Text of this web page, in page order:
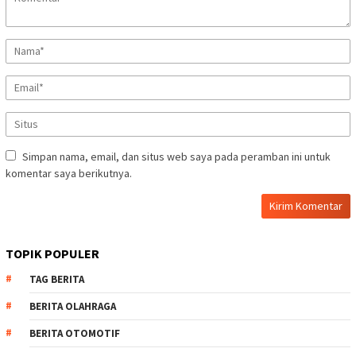
Simpan nama, email, dan situs web saya pada peramban ini untuk
komentar saya berikutnya.
TOPIK POPULER
TAG BERITA
BERITA OLAHRAGA
BERITA OTOMOTIF